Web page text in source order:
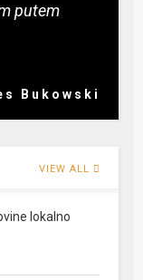
putem
Bukowski
VIEW ALL
lokalno